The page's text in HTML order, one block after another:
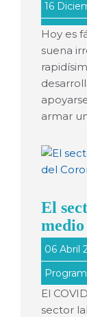
16
Hoy es
suena
armar
El
06 Abril
El
sector